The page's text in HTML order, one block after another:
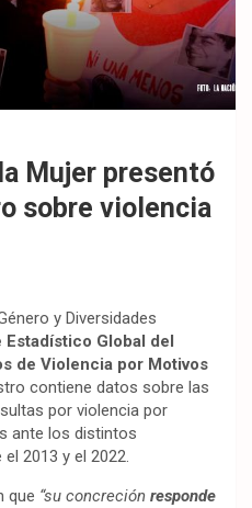
Mujer presentó
sobre violencia
y Diversidades
Global del
de Violencia por Motivos
contiene datos sobre las
por violencia por
ante los distintos
2013 y el 2022.
que “su concreción responde